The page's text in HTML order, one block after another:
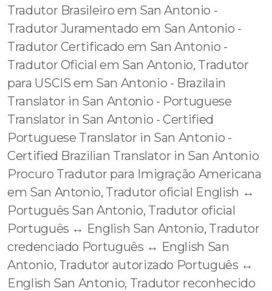
Tradutor Brasileiro em San Antonio -
Tradutor Juramentado em San Antonio -
Tradutor Certificado em San Antonio -
Tradutor Oficial em San Antonio, Tradutor
para USCIS em San Antonio - Brazilain
Translator in San Antonio - Portuguese
Translator in San Antonio - Certified
Portuguese Translator in San Antonio -
Certified Brazilian Translator in San Antonio
Procuro Tradutor para Imigração Americana
em San Antonio, Tradutor oficial English ↔️
Português San Antonio, Tradutor oficial
Português ↔️ English San Antonio, Tradutor
credenciado Português ↔️ English San
Antonio, Tradutor autorizado Português ↔️
English San Antonio, Tradutor reconhecido